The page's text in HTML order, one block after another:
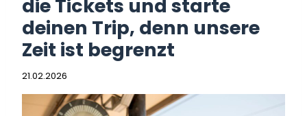
die Tickets und starte
deinen Trip, denn unsere
Zeit ist begrenzt
21.02.2026